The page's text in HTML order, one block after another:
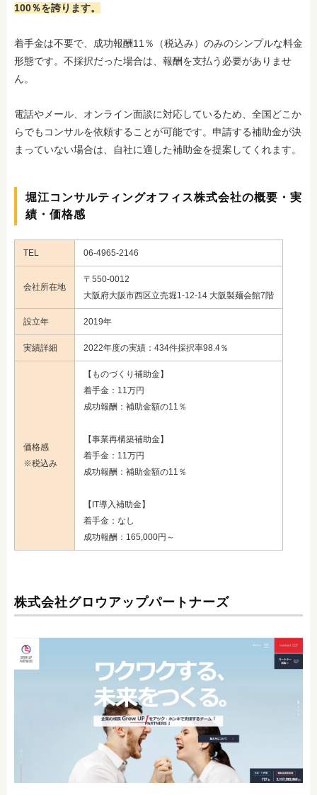
100％を誇ります。
着手金は不要で、成功報酬11％（税込み）のみのシンプルな料金
形態です。不採択だった場合は、報酬を支払う必要がありませ
ん。
電話やメール、オンライン面談に対応しているため、全国どこか
らでもコンサルを依頼することが可能です。申請する補助金が決
まっていない場合は、自社に適した補助金を提案 してくれます。
堀江コンサルティングオフィス株式会社の概要・実
績・価格感
TEL 06-4965-2146
会社所在地
〒550-0012
大阪府大阪市西区立売堀1-12-14 大阪製麺会館7階
設立年 2019年
実績詳細 2022年度の実績：434件採択率98.4％
価格感
※税込み
【ものづくり補助金】
着手金：11万円
成功報酬：補助金額の11％
【事業再構築補助金】
着手金：11万円
成功報酬：補助金額の11％
【IT導入補助金】
着手金：なし
成功報酬：165,000円～
株式会社グロウアップパートナーズ